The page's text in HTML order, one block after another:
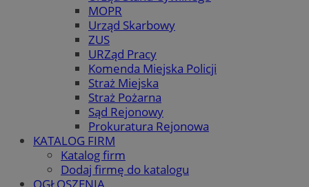
MOPR
Urząd Skarbowy
ZUS
URZąd Pracy
Komenda Miejska Policji
Straż Miejska
Straż Pożarna
Sąd Rejonowy
Prokuratura Rejonowa
KATALOG FIRM
Katalog firm
Dodaj firmę do katalogu